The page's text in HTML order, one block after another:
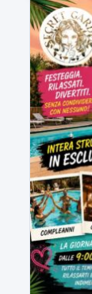
23:00